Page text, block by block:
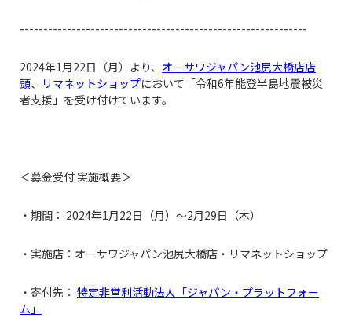
-------------------------------------------------------------
2024年1月22日（月）より、 オーサワジャパン池尻大橋店店
頭、 リマネットショップにおいて「令和6年能登半島地震被災
者支援」を受け付けています。
＜募金受付 実施概要＞
・期間： 2024年1月22日（月）～2月29日（木）
・実施店：オーサワジャパン池尻大橋店・リマネットショップ
・寄付先： 特定非営利活動法人「ジャパン・プラットフォー
ム」